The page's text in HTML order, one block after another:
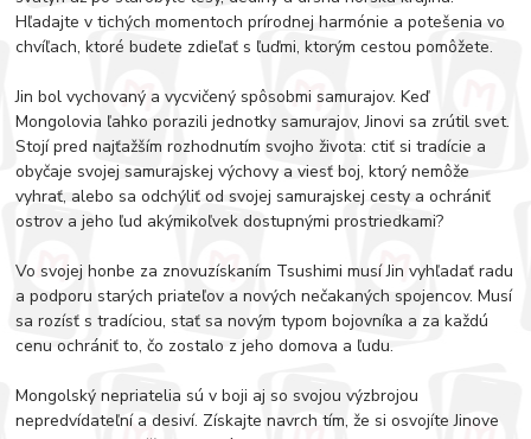
Hľadajte v tichých momentoch prírodnej harmónie a potešenia vo
chvíľach, ktoré budete zdieľať s ľuďmi, ktorým cestou pomôžete.
Jin bol vychovaný a vycvičený spôsobmi samurajov. Keď
Mongolovia ľahko porazili jednotky samurajov, Jinovi sa zrútil svet.
Stojí pred najťažším rozhodnutím svojho života: ctiť si tradície a
obyčaje svojej samurajskej výchovy a viesť boj, ktorý nemôže
vyhrať, alebo sa odchýliť od svojej samurajskej cesty a ochrániť
ostrov a jeho ľud akýmikoľvek dostupnými prostriedkami?
Vo svojej honbe za znovuzískaním Tsushimi musí Jin vyhľadať radu
a podporu starých priateľov a nových nečakaných spojencov. Musí
sa rozísť s tradíciou, stať sa novým typom bojovníka a za každú
cenu ochrániť to, čo zostalo z jeho domova a ľudu.
Mongolský nepriatelia sú v boji aj so svojou výzbrojou
nepredvídateľní a desiví. Získajte navrch tím, že si osvojíte Jinove